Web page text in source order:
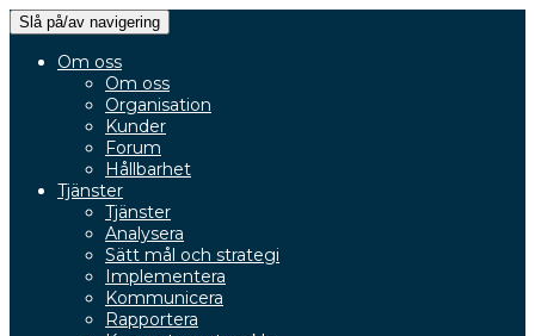
Slå på/av navigering
Om oss
Om oss
Organisation
Kunder
Forum
Hållbarhet
Tjänster
Tjänster
Analysera
Sätt mål och strategi
Implementera
Kommunicera
Rapportera